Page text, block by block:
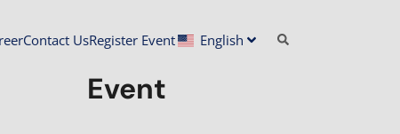
Contact UsRegister Event English
Event